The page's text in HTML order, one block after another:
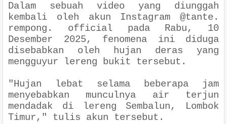
Dalam sebuah video yang diunggah
kembali oleh akun Instagram @tante.
rempong. official pada Rabu, 10
Desember 2025, fenomena ini diduga
disebabkan oleh hujan deras yang
mengguyur lereng bukit tersebut.
"Hujan lebat selama beberapa jam
menyebabkan munculnya air terjun
mendadak di lereng Sembalun, Lombok
Timur," tulis akun tersebut.